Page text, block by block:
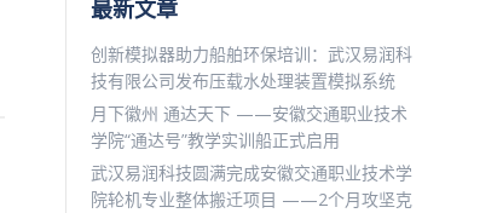
最新文章
创新模拟器助力船舶环保培训：武汉易润科
技有限公司发布压载水处理装置模拟系统
月下徽州 通达天下 ——安徽交通职业技术
学院“通达号”教学实训船正式启用
武汉易润科技圆满完成安徽交通职业技术学
院轮机专业整体搬迁项目 ——2个月攻坚克